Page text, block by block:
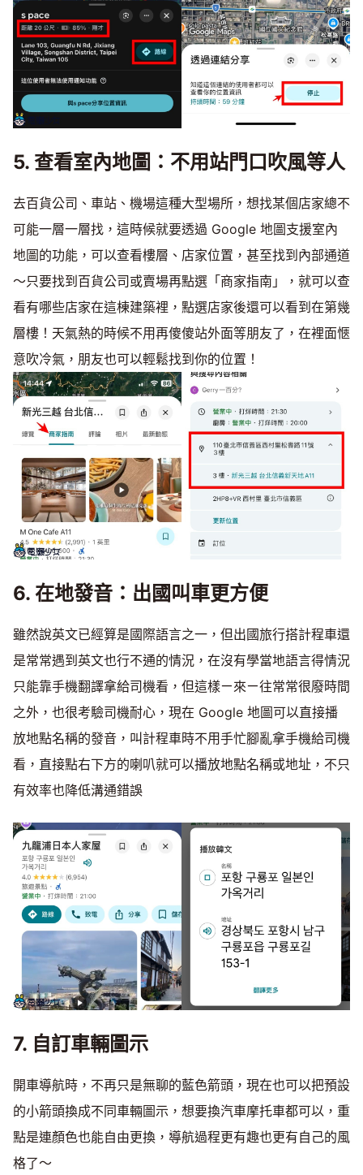
5. 查看室內地圖：不用站門口吹風等人
去百貨公司、車站、機場這種大型場所，想找某個店家總不
可能一層一層找，這時候就要透過 Google 地圖支援室內
地圖的功能，可以查看樓層、店家位置，甚至找到內部通道
～只要找到百貨公司或賣場再點選「商家指南」，就可以查
看有哪些店家在這棟建築裡，點選店家後還可以看到在第幾
層樓！天氣熱的時候不用再傻傻站外面等朋友了，在裡面愜
意吹冷氣，朋友也可以輕鬆找到你的位置！
6. 在地發音：出國叫車更方便
雖然說英文已經算是國際語言之一，但出國旅行搭計程車還
是常常遇到英文也行不通的情況，在沒有學當地語言得情況
只能靠手機翻譯拿給司機看，但這樣ㄧ來ㄧ往常常很廢時間
之外，也很考驗司機耐心，現在 Google 地圖可以直接播
放地點名稱的發音，叫計程車時不用手忙腳亂拿手機給司機
看，直接點右下方的喇叭就可以播放地點名稱或地址，不只
有效率也降低溝通錯誤
7. 自訂車輛圖示
開車導航時，不再只是無聊的藍色箭頭，現在也可以把預設
的小箭頭換成不同車輛圖示，想要換汽車摩托車都可以，重
點是連顏色也能自由更換，導航過程更有趣也更有自己的風
格了～